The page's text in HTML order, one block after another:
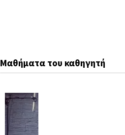
Μαθήματα του καθηγητή